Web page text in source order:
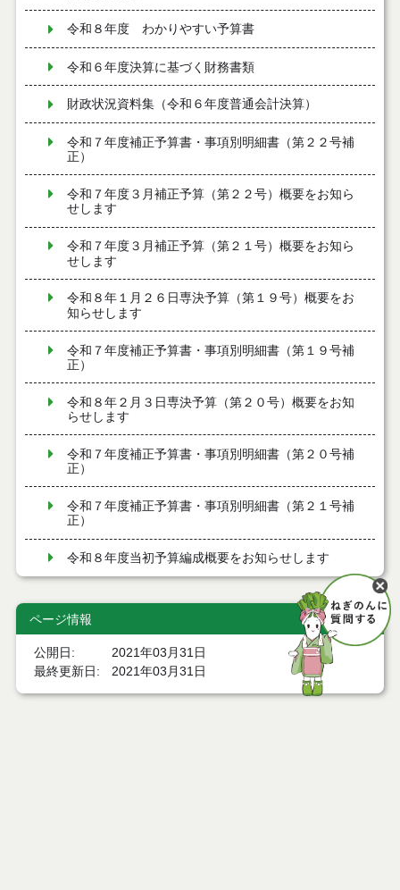
令和８年度 わかりやすい予算書
令和６年度決算に基づく財務書類
財政状況資料集（令和６年度普通会計決算）
令和７年度補正予算書・事項別明細書（第２２号補
正）
令和７年度３月補正予算（第２２号）概要をお知ら
せします
令和７年度３月補正予算（第２１号）概要をお知ら
せします
令和８年１月２６日専決予算（第１９号）概要をお
知らせします
令和７年度補正予算書・事項別明細書（第１９号補
正）
令和８年２月３日専決予算（第２０号）概要をお知
らせします
令和７年度補正予算書・事項別明細書（第２０号補
正）
令和７年度補正予算書・事項別明細書（第２１号補
正）
令和８年度当初予算編成概要をお知らせします
令和８年度当初予算歳出概要をお知らせします
令和８年度当初予算書・事項別明細書
令和７年度補正予算書・事項別明細書（第１７号補
ページ情報
公開日
2021年03月31日
最終更新日
2021年03月31日